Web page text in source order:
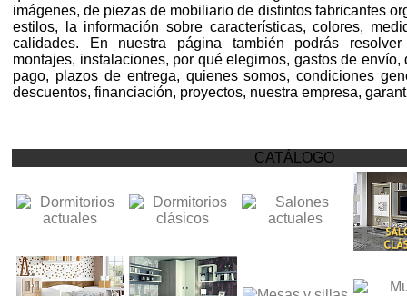
imágenes, de piezas de mobiliario de distintos fabricantes
estilos, la información sobre características, colores,
calidades. En nuestra página también podrás
montajes, instalaciones, por qué elegirnos, gastos de envío,
pago, plazos de entrega, quienes somos, condiciones
descuentos, financiación, proyectos, nuestra empresa,
CATÁLOGO